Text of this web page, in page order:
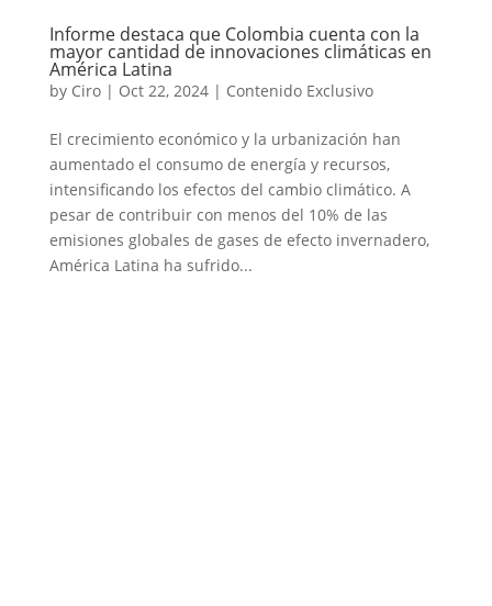
Informe destaca que Colombia cuenta con la
mayor cantidad de innovaciones climáticas en
América Latina
by Ciro| Oct 22, 2024| Contenido Exclusivo
El crecimiento económico y la urbanización han
aumentado el consumo de energía y recursos,
intensificando los efectos del cambio climático. A
pesar de contribuir con menos del 10% de las
emisiones globales de gases de efecto invernadero,
América Latina ha sufrido...